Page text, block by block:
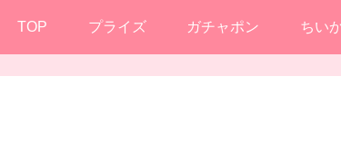
TOP プライズ ガチャポン ちい